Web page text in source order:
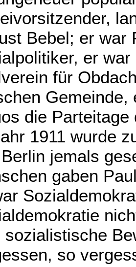
Bebel; er war
er
für
die Parteitage
1911 wurde
jemals
gaben
sozialistische
so